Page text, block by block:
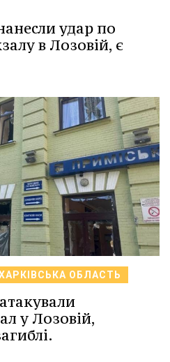
удар по
в Лозовій, є
ОБЛАСТЬ
у Лозовій,